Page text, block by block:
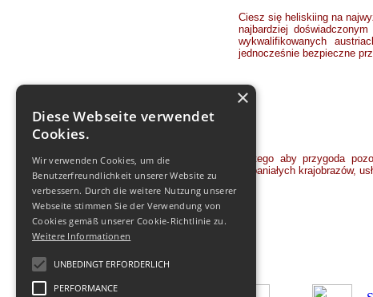
Ciesz się heliskiing na
najbardziej
wykwalifikowanych
jednocześnie bezpieczne
Dlatego aby przygoda
wspaniałych krajobrazów,
×
Diese Webseite verwendet
Cookies.
Wir verwenden Cookies, um die
Benutzerfreundlichkeit unserer Website zu
verbessern. Durch die weitere Nutzung unserer
Webseite stimmen Sie der Verwendung von
Cookies gemäß unserer Cookie-Richtlinie zu.
Weitere Informationen
UNBEDINGT ERFORDERLICH
PERFORMANCE